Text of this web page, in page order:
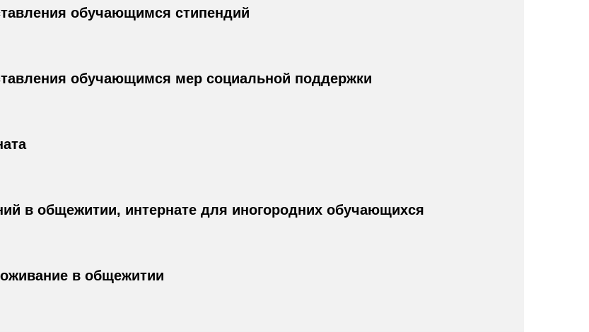
обучающимся стипендий
обучающимся мер социальной поддержки
в общежитии, интернате для иногородних обучающихся
в общежитии